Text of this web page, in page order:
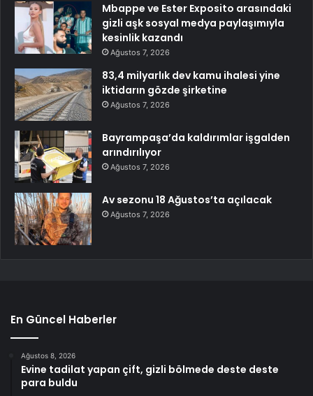
Mbappe ve Ester Exposito arasındaki
gizli aşk sosyal medya paylaşımıyla
kesinlik kazandı
Ağustos 7, 2026
83,4 milyarlık dev kamu ihalesi yine
iktidarın gözde şirketine
Ağustos 7, 2026
Bayrampaşa’da kaldırımlar işgalden
arındırılıyor
Ağustos 7, 2026
Av sezonu 18 Ağustos’ta açılacak
Ağustos 7, 2026
En Güncel Haberler
Ağustos 8, 2026
Evine tadilat yapan çift, gizli bölmede deste deste
para buldu